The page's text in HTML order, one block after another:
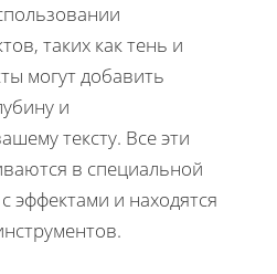
таких как тень и
могут добавить
и
тексту. Все эти
в специальной
эффектами и находятся